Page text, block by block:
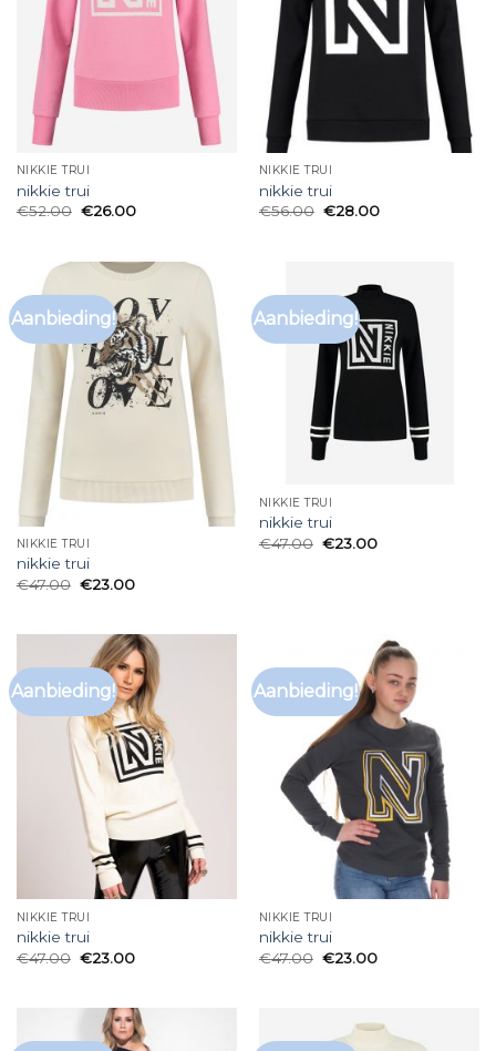
NIKKIE TRUI
nikkie trui
€52.00 €26.00
NIKKIE TRUI
nikkie trui
€56.00 €28.00
Aanbieding!
NIKKIE TRUI
nikkie trui
€47.00 €23.00
Aanbieding!
NIKKIE TRUI
nikkie trui
€47.00 €23.00
Aanbieding!
NIKKIE TRUI
nikkie trui
€47.00 €23.00
Aanbieding!
NIKKIE TRUI
nikkie trui
€47.00 €23.00